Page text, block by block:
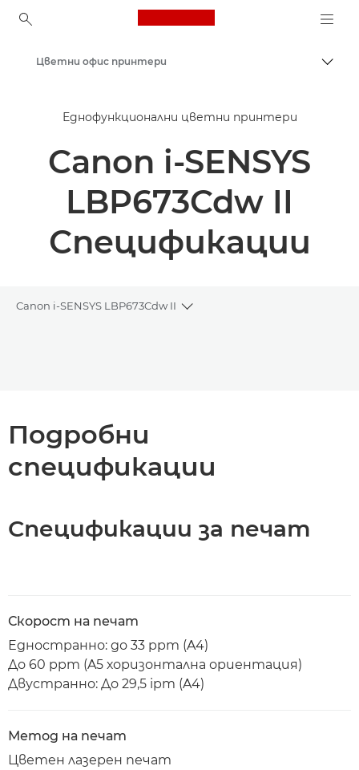
Canon Logo, back to
Решения и услуги
Бизнес продукти
Еднофункционални принтери
Цветни офис принтери
Еднофункционални цветни принтери
Canon i-SENSYS
LBP673Cdw II
Спецификации
Canon i-SENSYS LBP673Cdw II
Toggle breadcrumbs
Поддръжка
Подробни
спецификации
Спецификации за печат
Скорост на печат
Едностранно: до 33 ppm (A4)
До 60 ppm (A5 хоризонтална ориентация)
Двустранно: До 29,5 ipm (A4)
Метод на печат
Цветен лазерен печат